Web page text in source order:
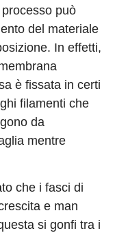
può
del materiale
In effetti,
è fissata in certi
filamenti che
da
mentre
che i fasci di
e man
si gonfi tra i